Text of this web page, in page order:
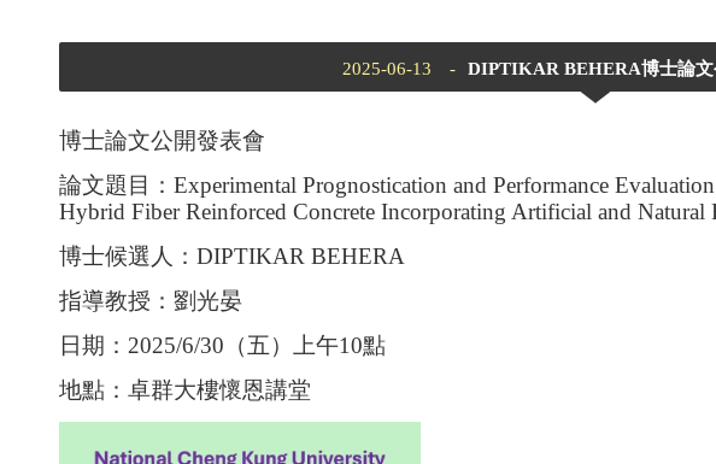
2025-06-13 - DIPTIKAR BEHERA博士論文
博士論文公開發表會
論文題目：Experimental Prognostication and Performance
Hybrid Fiber Reinforced Concrete Incorporating Artificial and Natural
博士候選人：DIPTIKAR BEHERA
指導教授：劉光晏
日期：2025/6/30（五）上午10點
地點：卓群大樓懷恩講堂